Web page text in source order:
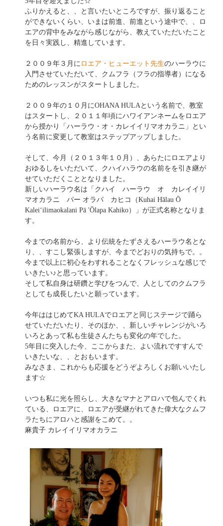
ふりかえると、、と言いたいところですが、振り返ること
ができないくらい、いまは前進、前進という途中で、、ロ
エアの背中をみながら感じながら、教えていただいたこと
を日々実践し、精進しています。
２００９年３月に ロエア・ヒューエット先生のハーラウに
入門させていただいて、クムフラ（フラの指導者）になる
ためのレッスンがスタートしました。
２００９年の１０月にOHANA HULAという名前で、教室
はスタートし、２０１１年頃にハワイアンネームをロエア
から授かり「ハーラウ・オ・カレイイリマオカラニ」とい
う名前に変更して教室はステップアップしました。
そして、今月（２０１３年１０月）、あらたにロエアより
おゆるしをいただいて、クハイハラウの名前をを引き継が
せていただくこととなりました。
新しいハーラウ名は「クハイ ハーラウ オ カレイイリ
マオカラニ パー オラパ カヒコ（Kuhai Hālau Ō
Kaleiʻilimaokalani Pā 'Ōlapa Kahiko）」が正式名称となりま
す。
今までの名前から、より伝統をたずさえるハーラウ名とな
り、、すこし緊張しますが、今までどおりの気持ちで。。
今まで以上に初心をわすれることなくフレッシュな感じで
いきたい♪と思っています。
そして私自身は研鑽と学びをつんで、人としてのクムフラ
としても成長したいと願っています。
今年ははじめてKA HULAでロエアと同じステージで踊ら
せていただいたり、そのほか、、新しいチャレンジがいろ
いろとあって私も生徒さんたちも変化の年でした。
5年目に突入した今、ここからまた、よい流れですすんで
いきたいな、、とおもいます。
みなさま、これからも応援をどうぞよろしくお願いいたし
ます☆
いつも私に光を照らし、大きなマナとアロハで包んでくれ
ている、ロエアに、ロエアが受継がれてきた偉大なクムフ
ラたちにアロハと感謝をこめて。。
麻貴子 カレイイリマオカラニ